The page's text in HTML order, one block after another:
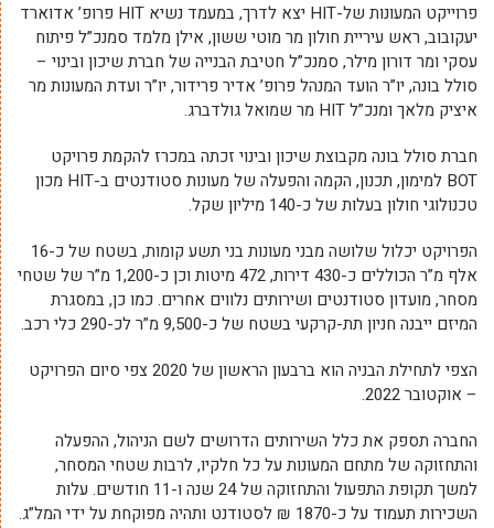
פרוייקט המעונות של-HIT יצא לדרך, במעמד נשיא HIT פרופ’ אדוארד
יעקובוב, ראש עיריית חולון מר מוטי ששון, אילן מלמד סמנכ”ל פיתוח
עסקי ומר דורון מילר, סמנכ”ל חטיבת הבנייה של חברת שיכון ובינוי –
סולל בונה, יו”ר הועד המנהל פרופ’ אדיר פרידור, יו”ר ועדת המעונות מר
איציק מלאך ומנכ”ל HIT מר שמואל גולדברג.
חברת סולל בונה מקבוצת שיכון ובינוי זכתה במכרז להקמת פרויקט
BOT למימון, תכנון, הקמה והפעלה של מעונות סטודנטים ב-HIT מכון
טכנולוגי חולון בעלות של כ-140 מיליון שקל.
הפרויקט יכלול שלושה מבני מעונות בני תשע קומות, בשטח של כ-16
אלף מ”ר הכוללים כ-430 דירות, 472 מיטות וכן כ-1,200 מ”ר של שטחי
מסחר, מועדון סטודנטים ושירותים נלווים אחרים. כמו כן, במסגרת
המיזם ייבנה חניון תת-קרקעי בשטח של כ-9,500 מ”ר לכ-290 כלי רכב.
הצפי לתחילת הבניה הוא ברבעון הראשון של 2020 צפי סיום הפרויקט
– אוקטובר 2022.
החברה תספק את כלל השירותים הדרושים לשם הניהול, ההפעלה
והתחזוקה של מתחם המעונות על כל חלקיו, לרבות שטחי המסחר,
למשך תקופת התפעול והתחזוקה של 24 שנה ו-11 חודשים. עלות
השכירות תעמוד על כ-1870 ₪ לסטודנט ותהיה מפוקחת על ידי המל”ג.